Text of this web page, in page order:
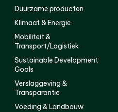
Duurzame producten
Klimaat & Energie
Mobiliteit &
Transport/Logistiek
Sustainable Development
Goals
Verslaggeving &
Transparantie
Voeding & Landbouw